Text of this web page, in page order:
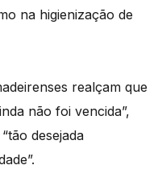
na higienização de
realçam que
não foi vencida”,
desejada